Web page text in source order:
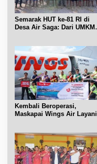
Semarak HUT ke-81 RI di
Desa Air Saga: Dari UMKM
Kembali Beroperasi,
Maskapai Wings Air Layani